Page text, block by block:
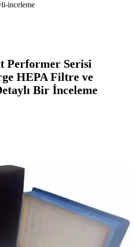
inceleme
Performer Serisi
HEPA Filtre ve
Bir İnceleme